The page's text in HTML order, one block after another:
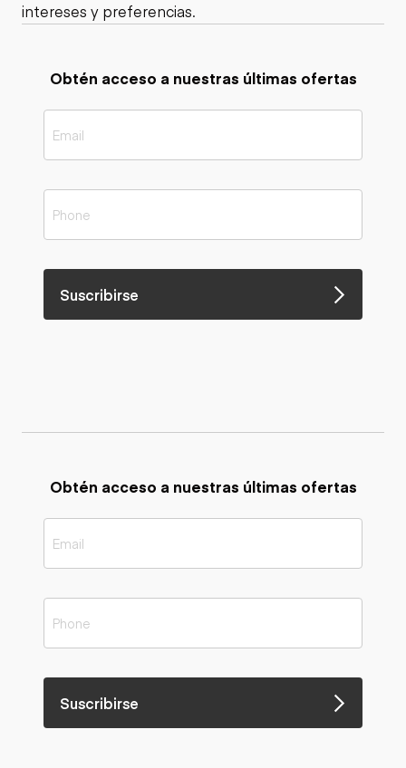
intereses y preferencias.
Obtén acceso a nuestras últimas ofertas
Suscribirse
Obtén acceso a nuestras últimas ofertas
Suscribirse